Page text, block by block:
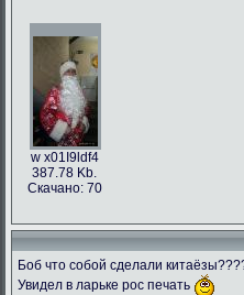
w x01I9ldf4
387.78 Kb.
Скачано: 70
Боб что собой сделали
Увидел в ларьке рос печать